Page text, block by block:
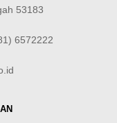
53183
6572222